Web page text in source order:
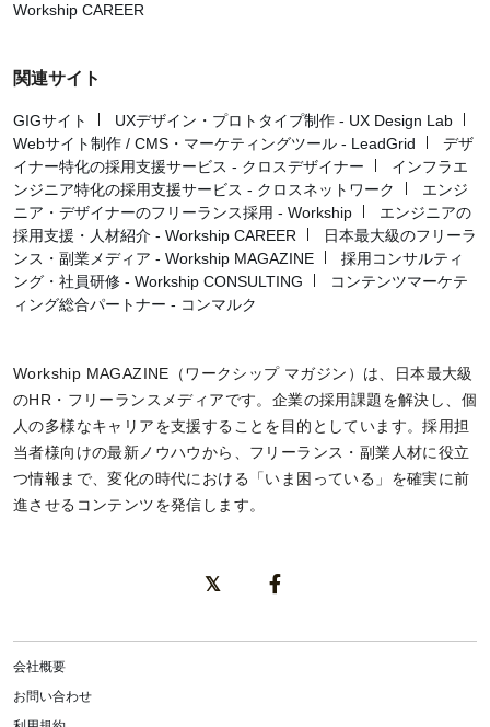
Workship CAREER
関連サイト
GIGサイト
UXデザイン・プロトタイプ制作 - UX Design Lab
Webサイト制作 / CMS・マーケティングツール - LeadGrid
デザ
イナー特化の採用支援サービス - クロスデザイナー
インフラエ
ンジニア特化の採用支援サービス - クロスネットワーク
エンジ
ニア・デザイナーのフリーランス採用 - Workship
エンジニアの
採用支援・人材紹介 - Workship CAREER
日本最大級のフリーラ
ンス・副業メディア - Workship MAGAZINE
採用コンサルティ
ング・社員研修 - Workship CONSULTING
コンテンツマーケテ
ィング総合パートナー - コンマルク
Workship MAGAZINE（ワークシップ マガジン）は、日本最大級
のHR・フリーランスメディアです。企業の採用課題を解決し、個
人の多様なキャリアを支援することを目的としています。採用担
当者様向けの最新ノウハウから、フリーランス・副業人材に役立
つ情報まで、変化の時代における「いま困っている」を確実に前
進させるコンテンツを発信します。
会社概要
お問い合わせ